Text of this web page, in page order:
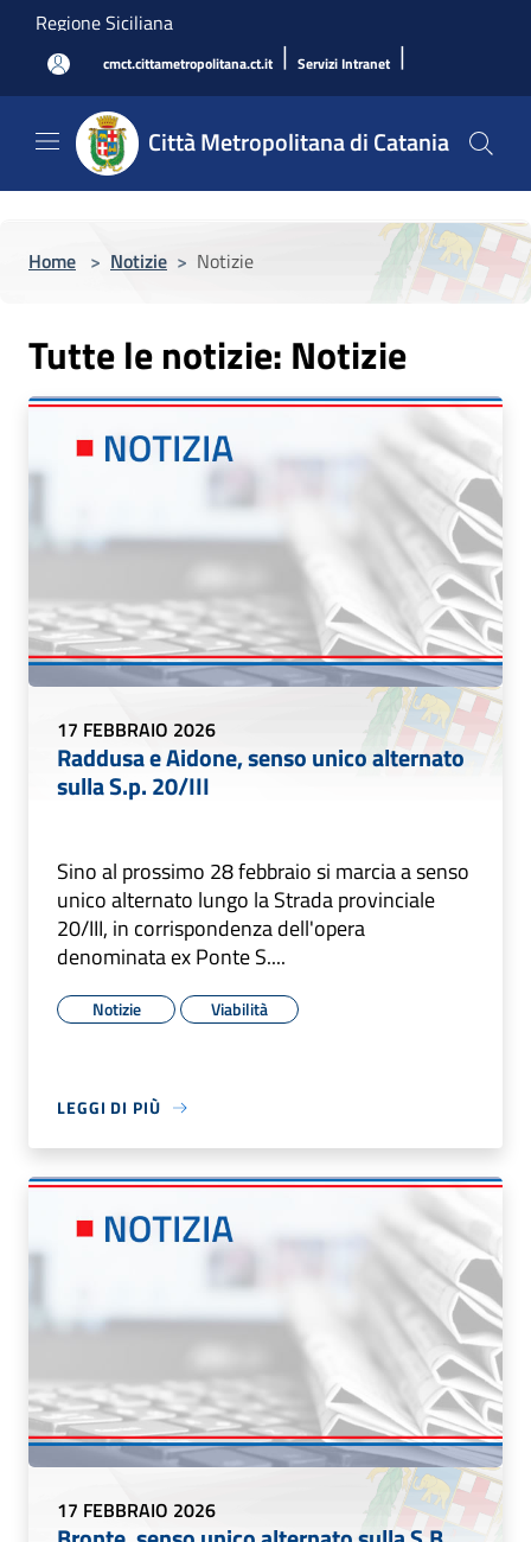
Salta al contenuto principale
Regione Siciliana
cmct.cittametropolitana.ct.it | Servizi Intranet |
Città Metropolitana di Catania
Home > Notizie > Notizie
Tutte le notizie: Notizie
17 FEBBRAIO 2026
Raddusa e Aidone, senso unico alternato
sulla S.p. 20/III
Sino al prossimo 28 febbraio si marcia a senso
unico alternato lungo la Strada provinciale
20/III, in corrispondenza dell'opera
denominata ex Ponte S....
Notizie Viabilità
LEGGI DI PIÙ
17 FEBBRAIO 2026